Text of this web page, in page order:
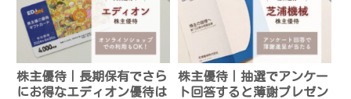
株主優待｜長期保有でさら
にお得なエディオン優待は
株主優待｜抽選でアンケー
ト回答すると薄謝プレゼン